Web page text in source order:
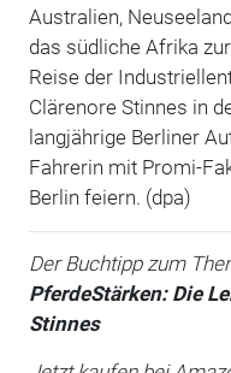
Australien,
das südliche Afrika
Reise der
Clärenore Stinnes in
langjährige Berliner
Fahrerin mit Promi-
Berlin feiern. (dpa)
Der Buchtipp zum
PferdeStärken: Die
Stinnes